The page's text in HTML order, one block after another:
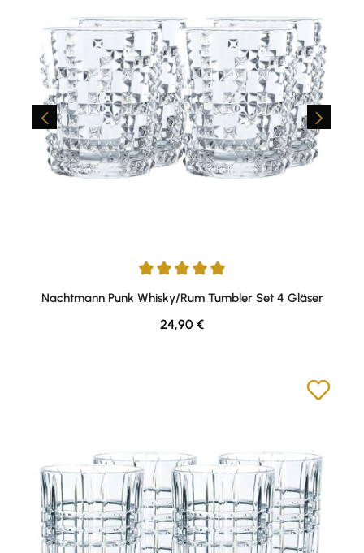
Durchschnittliche Bewertung von 5 von 5 Sternen
Nachtmann Punk Whisky/Rum Tumbler Set 4 Gläser
Regulärer Preis:
24,90 €